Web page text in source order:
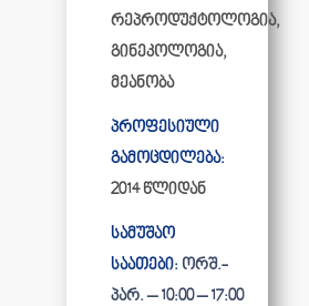
რეპროდუქტოლოგია,
გინეკოლოგია,
მეანობა
პროფესიული
გამოცდილება:
2014 წლიდან
სამუშაო
საათები: ორშ.-
პარ. – 10:00 – 17:00